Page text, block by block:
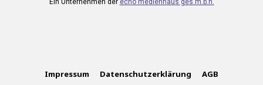
Ein Unternehmen der echo medienhaus ges.m.b.h.
Impressum Datenschutzerklärung AGB